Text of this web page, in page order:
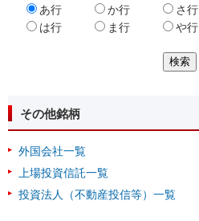
あ行 か行 さ行
は行
ま行 や行
その他銘柄
外国会社一覧
上場投資信託一覧
投資法人（不動産投信等）一覧